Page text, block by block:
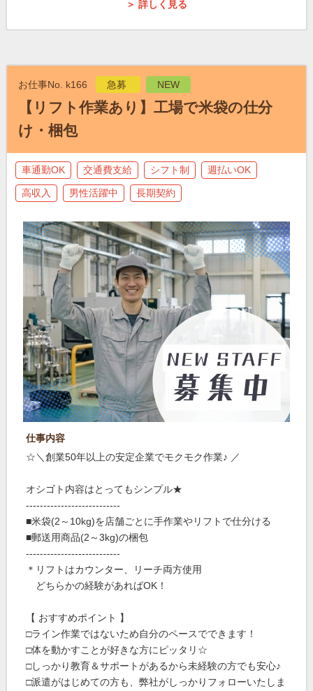
＞ 詳しく見る
お仕事No. k166 急募 NEW
【リフト作業あり】工場で米袋の仕分
け・梱包
車通勤OK 交通費支給 シフト制 週払いOK
高収入 男性活躍中 長期契約
仕事内容
☆＼創業50年以上の安定企業でモクモク作業♪ ／
オシゴト内容はとってもシンプル★
---------------------------
■米袋(2～10kg)を店舗ごとに手作業やリフトで仕分ける
■郵送用商品(2～3kg)の梱包
---------------------------
＊リフトはカウンター、リーチ両方使用
どちらかの経験があればOK！
【 おすすめポイント 】
□ライン作業ではないため自分のペースでできます！
□体を動かすことが好きな方にピッタリ☆
□しっかり教育＆サポートがあるから未経験の方でも安心♪
□派遣がはじめての方も、弊社がしっかりフォローいたしま